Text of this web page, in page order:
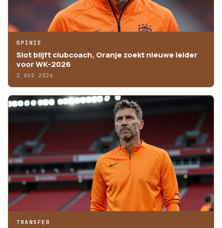
OPINIE
Slot blijft clubcoach, Oranje zoekt nieuwe leider
voor WK-2026
2 AUG 2026
TRANSFER